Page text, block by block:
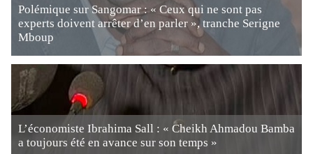
Polémique sur Sangomar : « Ceux qui ne sont pas
experts doivent arrêter d’en parler », tranche Serigne
Mboup
L’économiste Ibrahima Sall : « Cheikh Ahmadou Bamba
a toujours été en avance sur son temps »